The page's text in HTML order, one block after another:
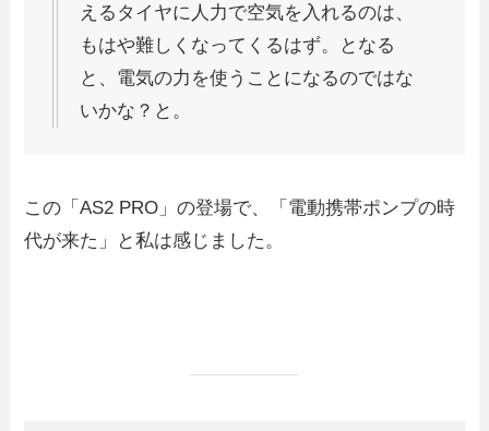
えるタイヤに人力で空気を入れるのは、
もはや難しくなってくるはず。となる
と、電気の力を使うことになるのではな
いかな？と。
この「AS2 PRO」の登場で、「電動携帯ポンプの時
代が来た」と私は感じました。